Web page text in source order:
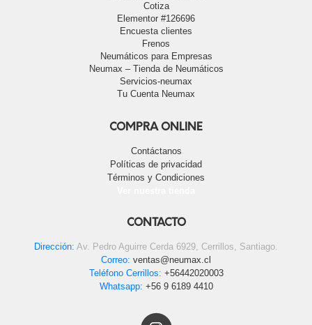
Cotiza
Elementor #126696
Encuesta clientes
Frenos
Neumáticos para Empresas
Neumax – Tienda de Neumáticos
Servicios-neumax
Tu Cuenta Neumax
COMPRA ONLINE
Contáctanos
Políticas de privacidad
Términos y Condiciones
CONTACTO
Dirección: Av. Pedro Aguirre Cerda 6929, Cerrillos, Santiago.
Correo: ventas@neumax.cl
Teléfono Cerrillos: +56442020003
Whatsapp: +56 9 6189 4410